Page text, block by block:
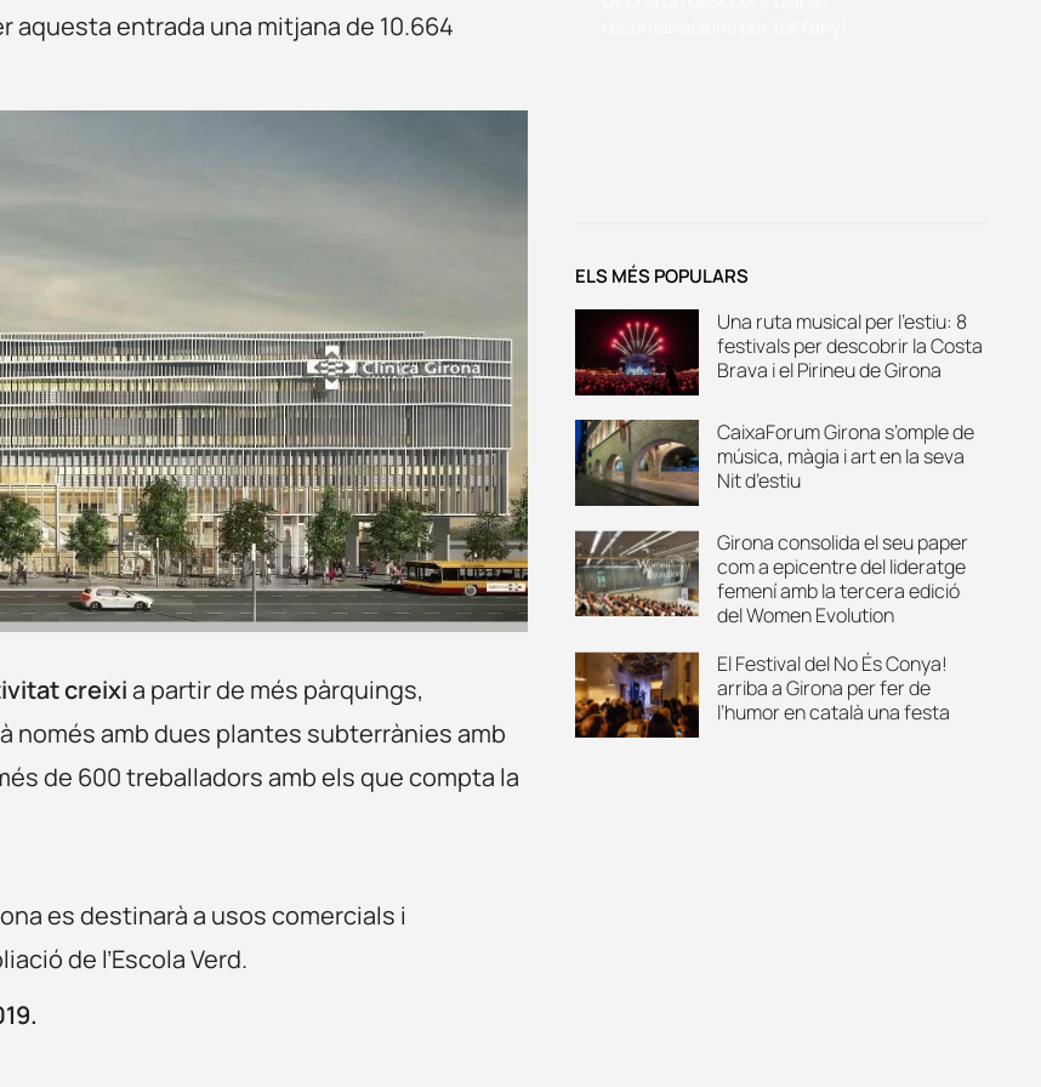
aquesta entrada una mitjana de 10.664
creixia partir de més pàrquings,
amb dues plantes subterrànies amb
de 600 treballadors amb els que compta la
es destinarà a usos comercials i
de l’Escola Verd.
ELS MÉS POPULARS
Una ruta musical per l’estiu: 8
festivals per descobrir la Costa
Brava i el Pirineu de Girona
CaixaForum Girona s’omple de
música, màgia i art en la seva
Nit d’estiu
Girona consolida el seu paper
com a epicentre del lideratge
femení amb la tercera edició
del Women Evolution
El Festival del No És Conya!
arriba a Girona per fer de
l’humor en català una festa